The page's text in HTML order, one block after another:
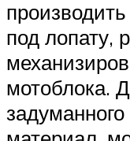
под лопату,
мотоблока.